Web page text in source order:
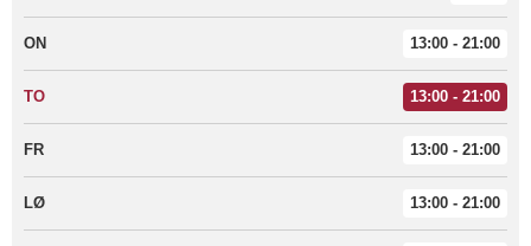
ON 13:00 - 21:00
TO 13:00 - 21:00
FR 13:00 - 21:00
LØ 13:00 - 21:00